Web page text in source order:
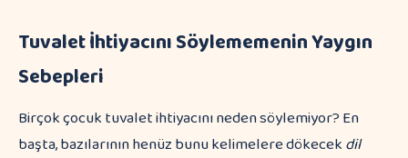
Tuvalet İhtiyacını Söylememenin Yaygın
Sebepleri
Birçok çocuk tuvalet ihtiyacını neden söylemiyor? En
başta, bazılarının henüz bunu kelimelere dökecekdil